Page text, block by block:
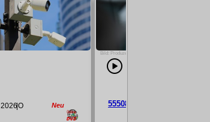
|O Neu 55508163